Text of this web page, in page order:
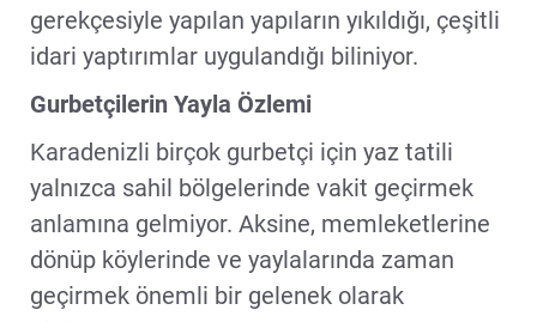
gerekçesiyle yapılan yapıların yıkıldığı, çeşitli
idari yaptırımlar uygulandığı biliniyor.
Gurbetçilerin Yayla Özlemi
Karadenizli birçok gurbetçi için yaz tatili
yalnızca sahil bölgelerinde vakit geçirmek
anlamına gelmiyor. Aksine, memleketlerine
dönüp köylerinde ve yaylalarında zaman
geçirmek önemli bir gelenek olarak